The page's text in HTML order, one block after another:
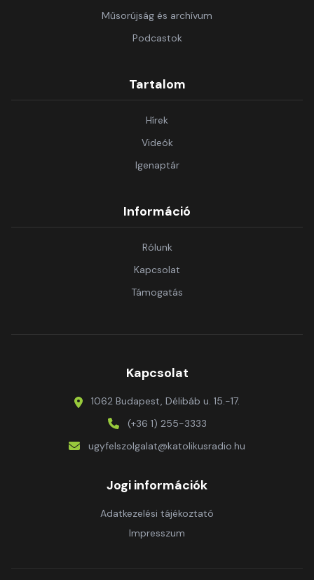
Műsorújság és archívum
Podcastok
Tartalom
Hírek
Videók
Igenaptár
Információ
Rólunk
Kapcsolat
Támogatás
Kapcsolat
1062 Budapest, Délibáb u. 15.-17.
(+36 1) 255-3333
ugyfelszolgalat@katolikusradio.hu
Jogi információk
Adatkezelési tájékoztató
Impresszum